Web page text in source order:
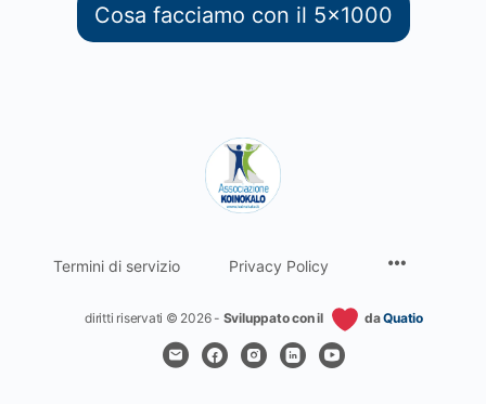
Cosa facciamo con il 5x1000
Termini di servizio Privacy Policy
diritti riservati © 2026 - Sviluppato con il daQuatio